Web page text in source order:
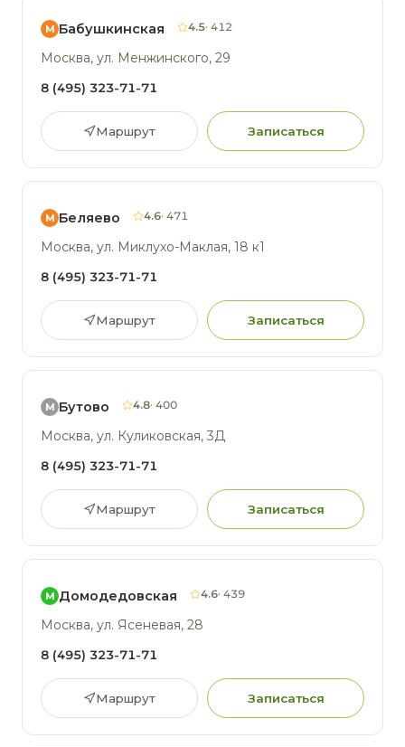
М Бабушкинская 4.5· 412
Москва, ул. Менжинского, 29
8 (495) 323-71-71
Маршрут Записаться
М Беляево 4.6· 471
Москва, ул. Миклухо-Маклая, 18 к1
8 (495) 323-71-71
Маршрут Записаться
М Бутово 4.8· 400
Москва, ул. Куликовская, 3Д
8 (495) 323-71-71
Маршрут Записаться
М Домодедовская 4.6· 439
Москва, ул. Ясеневая, 28
8 (495) 323-71-71
Маршрут Записаться